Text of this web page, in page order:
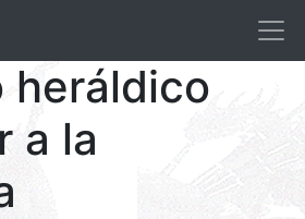
heráldico
a la